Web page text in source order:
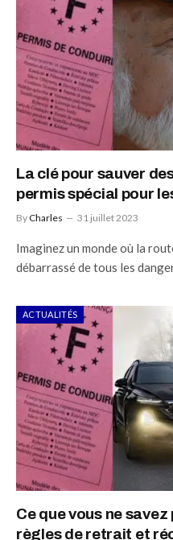
La clé pour sauver
permis spécial pour
By Charles 31 juillet 2023
Imaginez un monde où la
débarrassé de tous les
ACTUALITÉS
Ce que vous ne
règles de retrait et